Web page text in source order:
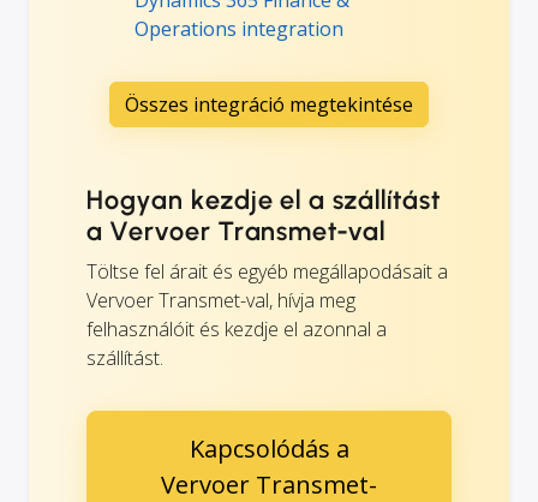
Operations integration
Összes integráció megtekintése
Hogyan kezdje el a szállítást
a Vervoer Transmet-val
Töltse fel árait és egyéb megállapodásait a
Vervoer Transmet-val, hívja meg
felhasználóit és kezdje el azonnal a
szállítást.
Kapcsolódás a
Vervoer Transmet-